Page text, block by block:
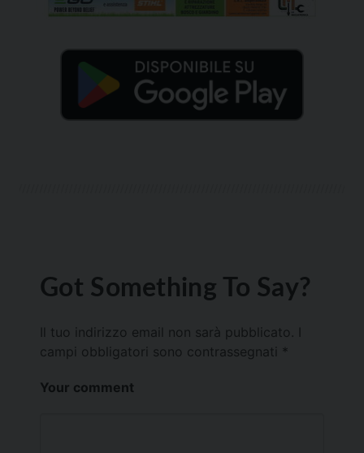
Got Something To Say?
Il tuo indirizzo email non sarà pubblicato.
campi obbligatori sono contrassegnati *
Your comment